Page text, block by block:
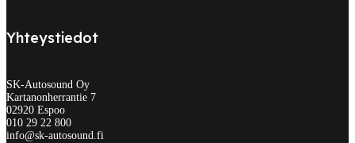
Yhteystiedot
SK-Autosound Oy
Kartanonherrantie 7
02920 Espoo
010 29 22 800
info@sk-autosound.fi